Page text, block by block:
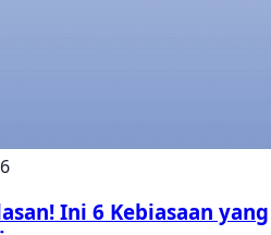
Ini 6 Kebiasaan yang